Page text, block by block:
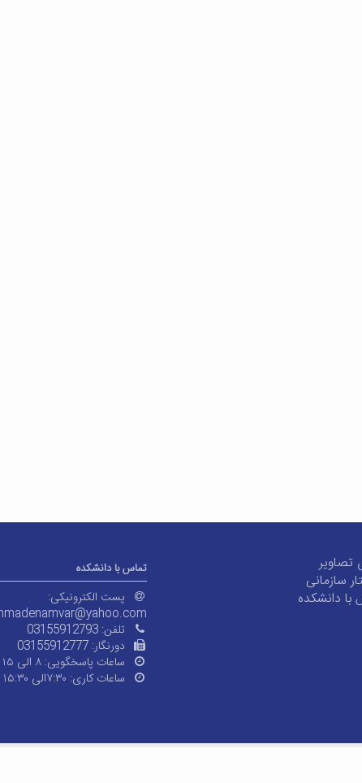
تصاویر
سازمانی
با دانشکده
تماس با دانشکده
پست الکترونیکی:
تلفن: 03155912793
دورنگار: 03155912777
ساعات پاسخگویی: ۸ الی ۱۵
ساعات کاری: ۷:۳۰الی ۱۵:۳۰